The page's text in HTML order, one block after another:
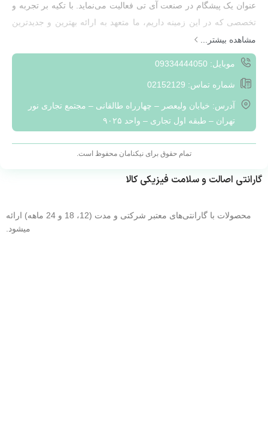
عنوان یک پیشگام در صنعت آی تی فعالیت می‌نماید. با تکیه بر تجربه و
تخصصی که در این زمینه داریم، ما متعهد به ارائه بهترین و جدیدترین
تجهیزات شبکه به مشتریان خود هستیم.هدف ما ارائه راهکارهایی
هوشمند و کارآمد به مشتریان است که به آن‌ها کمک کند تا بتوانند به
ارزش‌های مشتری و پیگیری مداوم نیازهای بازار، ما به مشتریان خود
راهکارهایی سفارشی و منحصر به فرد ارائه می‌دهیم تا بتوانند با
چالش‌های فعلی و آینده در حوزه تکنولوژی ارتباطات مقابله نمایند.
با افتخار می‌گوییم که به عنوان یکی از ارائه‌دهندگان برتر تجهیزات
مشاهده بیشتر...
موبایل: 09334444050
شماره تماس: 02152129
آدرس: خیابان ولیعصر – چهارراه طالقانی – مجتمع تجاری نور
تهران – طبقه اول تجاری – واحد ۹۰۲۵
تمام حقوق برای نیکنامان محفوظ است.
گارانتی اصالت و سلامت فیزیکی کالا
محصولات با گارانتی‌های معتبر شرکتی و مدت (12، 18 و 24 ماهه) ارائه
میشود.